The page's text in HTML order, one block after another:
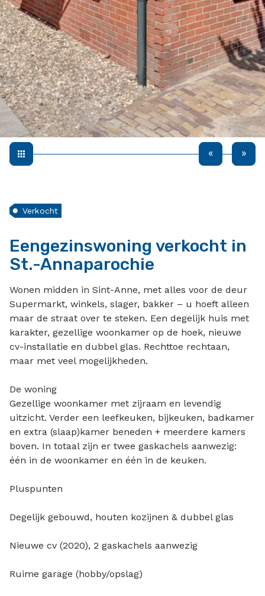
Eengezinswoning verkocht in
St.-Annaparochie
Verkocht
Wonen midden in Sint-Anne, met alles voor de deur
Supermarkt, winkels, slager, bakker – u hoeft alleen
maar de straat over te steken. Een degelijk huis met
karakter, gezellige woonkamer op de hoek, nieuwe
cv-installatie en dubbel glas. Rechttoe rechtaan,
maar met veel mogelijkheden.
De woning
Gezellige woonkamer met zijraam en levendig
uitzicht. Verder een leefkeuken, bijkeuken, badkamer
en extra (slaap)kamer beneden + meerdere kamers
boven. In totaal zijn er twee gaskachels aanwezig:
één in de woonkamer en één in de keuken.
Pluspunten
Degelijk gebouwd, houten kozijnen & dubbel glas
Nieuwe cv (2020), 2 gaskachels aanwezig
Ruime garage (hobby/opslag)